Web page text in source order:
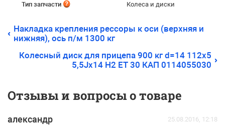
Тип запчасти Колеса и диски
Накладка крепления рессоры к оси (верхняя и
нижняя), ось п/м 1300 кг
Колесный диск для прицепа 900 кг d=14 112x5
5,5Jx14 H2 ET 30 КАП 0114055030
Отзывы и вопросы о товаре
александр 25.08.2016, 12:18